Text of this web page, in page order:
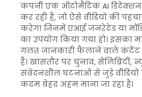
कंपनी एक ऑटोमैटिक AI
कर रही है, जो ऐसे वीडियो की
करेगा जिनमें एआई जनरेटेड या
का उपयोग किया गया हो।
गलत जानकारी फैलाने वाले कंटेंट
है। खासतौर पर चुनाव, सेलिब्रिटी,
संवेदनशील घटनाओं से जुड़े
कदम बेहद अहम माना जा रहा है।